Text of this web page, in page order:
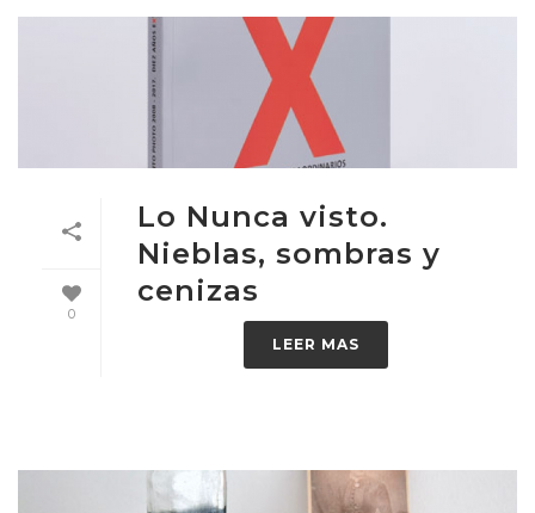
0
Lo Nunca visto.
Nieblas, sombras y
cenizas
LEER MAS